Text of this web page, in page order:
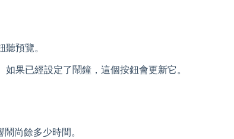
預覽。
果已經設定了鬧鐘，這個按鈕會更新它。
鬧尚餘多少時間。